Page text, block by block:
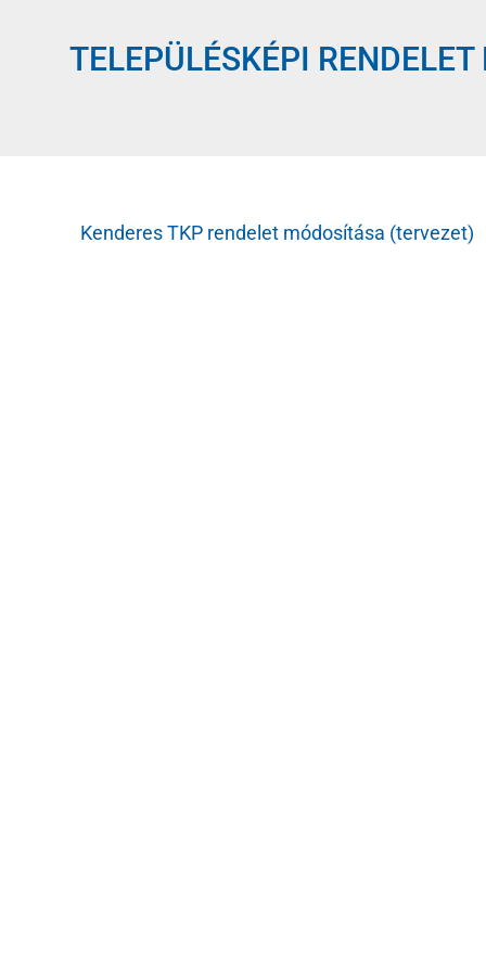
TELEPÜLÉSKÉPI
Kenderes TKP rendelet módosítása (tervezet)